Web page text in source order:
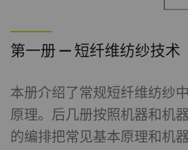
第一册 — 短纤维纺纱技术
本册介绍了常规短纤维纺纱
原理。后几册按照机器和机
的编排把常见基本原理和机